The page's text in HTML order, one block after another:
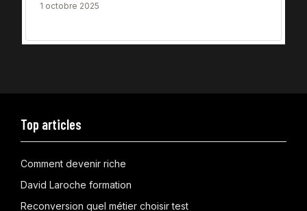
1 octobre 2025
Top articles
Comment devenir riche
David Laroche formation
Reconversion quel métier choisir test